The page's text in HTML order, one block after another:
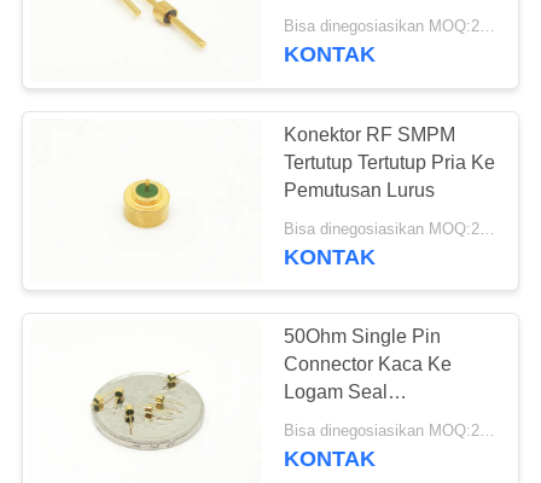
PERMINTAAN
PRIVACY
POLICY
Bisa dinegosiasikan MOQ:200 pcs
KONTAK
Konektor RF SMPM
Tertutup Tertutup Pria Ke
Pemutusan Lurus
KONTAK
50Ohm Single Pin
Connector Kaca Ke
Logam Seal
Feedthrough Ukuran
Kecil Ringan
Bisa dinegosiasikan MOQ:200 pcs
KONTAK